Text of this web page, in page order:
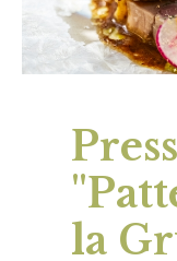
la